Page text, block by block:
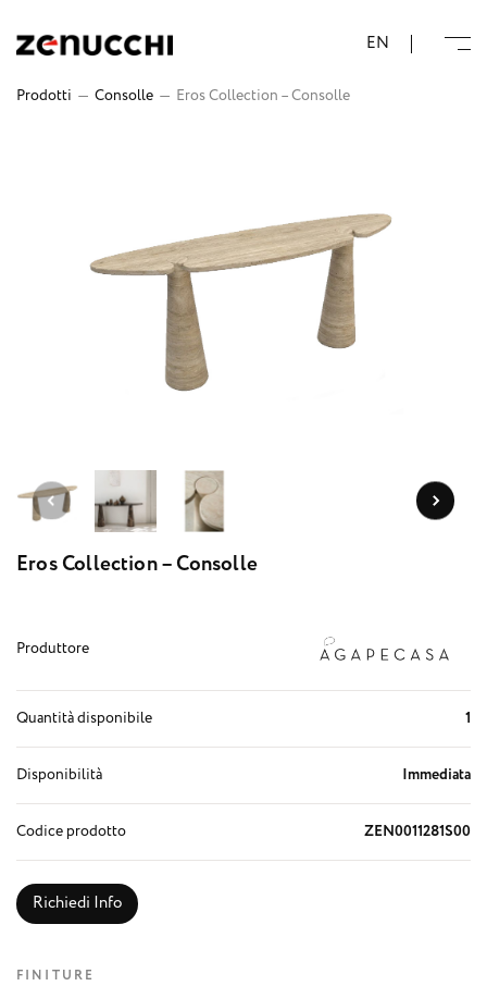
EN
Prodotti — Consolle — Eros Collection – Consolle
Eros Collection – Consolle
Produttore
Quantità disponibile 1
Disponibilità Immediata
Codice prodotto ZEN0011281S00
Richiedi Info
FINITURE